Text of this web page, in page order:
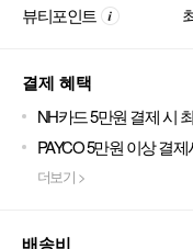
뷰티포인트
결제 혜택
NH카드 5만원 결제 시
PAYCO 5만원 이상 결
더보기 >
배송비